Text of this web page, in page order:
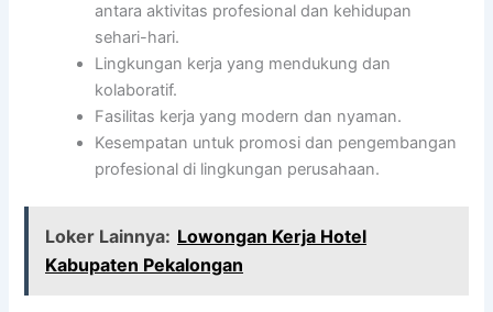
antara aktivitas profesional dan kehidupan
sehari-hari.
Lingkungan kerja yang mendukung dan
kolaboratif.
Fasilitas kerja yang modern dan nyaman.
Kesempatan untuk promosi dan pengembangan
profesional di lingkungan perusahaan.
Loker Lainnya: Lowongan Kerja Hotel
Kabupaten Pekalongan